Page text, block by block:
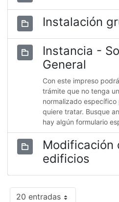
Instalación
Instancia -
General
Con este impreso
trámite que no tenga
normalizado
quiere tratar. Busque
hay algún formulario
Modificación
edificios
20 entradas